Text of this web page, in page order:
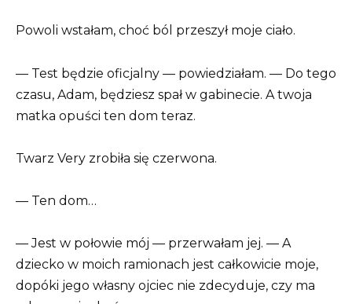
Powoli wstałam, choć ból przeszył moje ciało.
— Test będzie oficjalny — powiedziałam. — Do tego
czasu, Adam, będziesz spał w gabinecie. A twoja
matka opuści ten dom teraz.
Twarz Very zrobiła się czerwona.
— Ten dom…
— Jest w połowie mój — przerwałam jej. — A
dziecko w moich ramionach jest całkowicie moje,
dopóki jego własny ojciec nie zdecyduje, czy ma